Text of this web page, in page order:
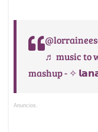
♬ music to
mashup - ✧
Anuncios.